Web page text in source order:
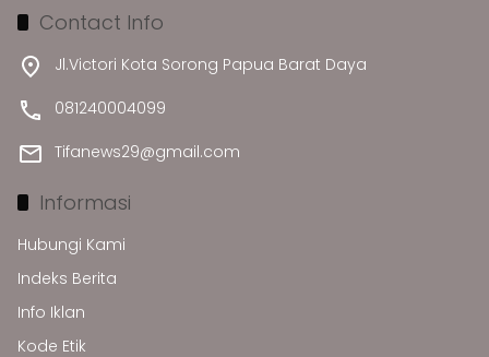
Contact Info
Jl.Victori Kota Sorong Papua Barat Daya
081240004099
Tifanews29@gmail.com
Informasi
Hubungi Kami
Indeks Berita
Info Iklan
Kode Etik